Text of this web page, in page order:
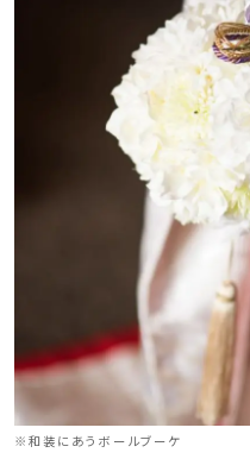
※和装にあうボールブーケ